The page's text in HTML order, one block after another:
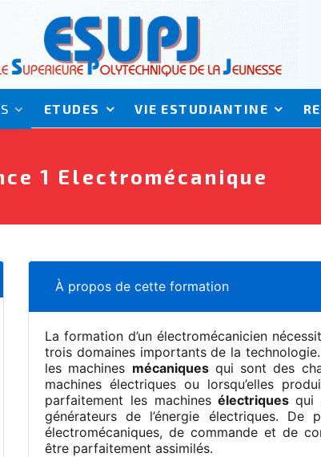
ETUDES VIE ESTUDIANTINE
1 Electromécanique
À propos de cette formation
La formation d’un électromécanicien
trois domaines importants de la
les machines mécaniquesqui sont des
machines électriques ou lorsqu’elles
parfaitement les machinesélectriquesqui
générateurs de l’énergie électriques. De
électromécaniques, de commande et de
être parfaitement assimilés.